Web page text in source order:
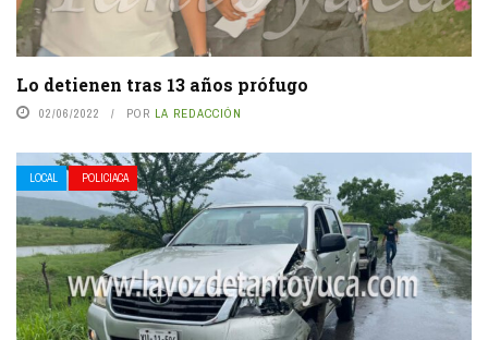
Lo detienen tras 13 años prófugo
02/06/2022 POR LA REDACCIÓN
LOCAL POLICIACA